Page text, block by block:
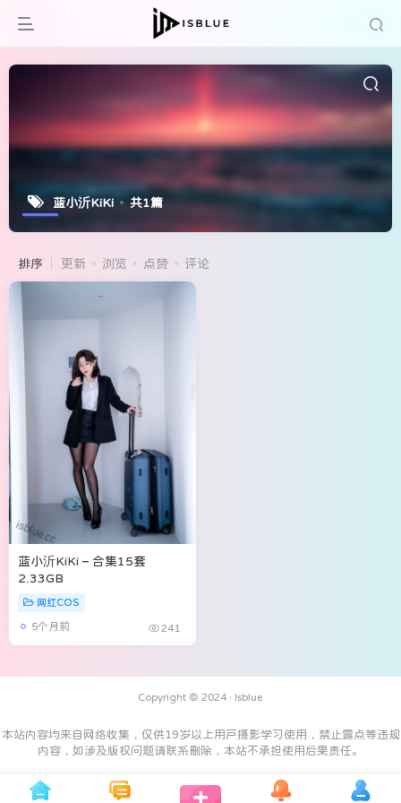
蓝小沂KiKi 共1篇
排序 更新 浏览 点赞 评论
蓝小沂KiKi – 合集15套
2.33GB
网红COS
5个月前 241
Copyright © 2024 · Isblue
本站内容均来自网络收集，仅供19岁以上用户摄影学习使用，禁止露点等违规
内容，如涉及版权问题请联系删除，本站不承担使用后果责任。